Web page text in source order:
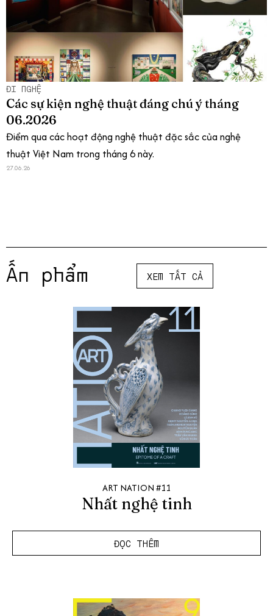
ĐI NGHỆ
Các sự kiện nghệ thuật đáng chú ý tháng
06.2026
Điểm qua các hoạt động nghệ thuật đặc sắc của nghệ
thuật Việt Nam trong tháng 6 này.
27.06.26
Ấn phẩm XEM TẤT CẢ
ART NATION #11
Nhất nghệ tinh
ĐỌC THÊM